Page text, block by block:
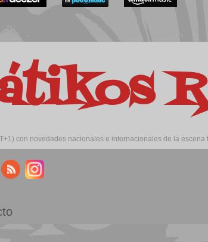
con novedades nacionales e internacionales de la escena